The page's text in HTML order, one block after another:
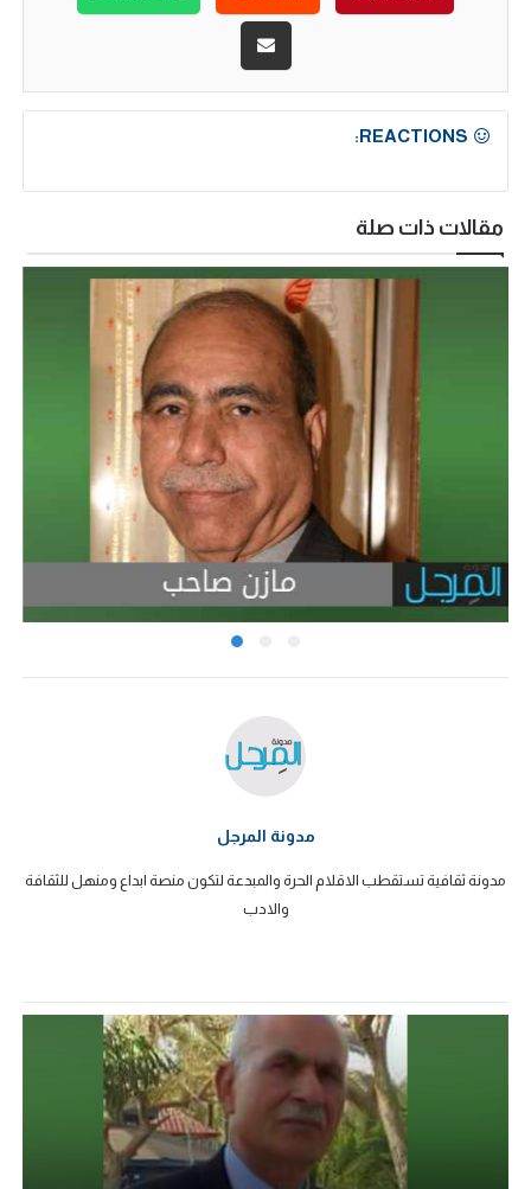
REACTIONS:
مقالات ذات صلة
مدونة المرجل
مدونة ثقافية تستقطب الاقلام الحرة والمبدعة لتكون منصة ابداع ومنهل للثقافة
والادب